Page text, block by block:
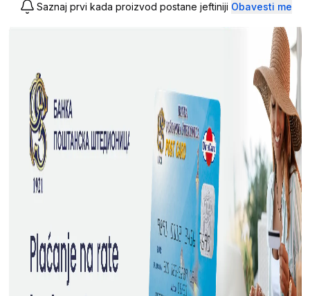
Saznaj prvi kada proizvod postane jeftiniji Obavesti me